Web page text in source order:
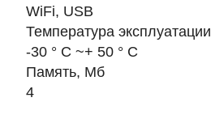
WiFi, USB
Температура эксплуатации
-30 ° C ~+ 50 ° C
Память, Мб
4